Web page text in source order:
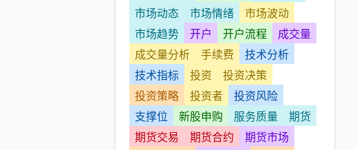
市场动态
市场情绪
市场波动
市场趋势
开户 开户流程
成交量
成交量分析
手续费
技术分析
技术指标
投资
投资决策
投资策略
投资者
投资风险
支撑位
新股申购 服务质量
期货
期货交易
期货合约
期货市场